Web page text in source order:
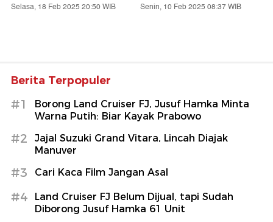
Selasa, 18 Feb 2025 20:50 WIB Senin, 10 Feb 2025 08:37 WIB
Berita Terpopuler
#1
Borong Land Cruiser FJ, Jusuf Hamka Minta
Warna Putih: Biar Kayak Prabowo
#2
Jajal Suzuki Grand Vitara, Lincah Diajak
Manuver
#3 Cari Kaca Film Jangan Asal
#4
Land Cruiser FJ Belum Dijual, tapi Sudah
Diborong Jusuf Hamka 61 Unit